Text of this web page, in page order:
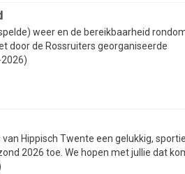
weer en de bereikbaarheid
door de Rossruiters georganiseerde
Hippisch Twente een gelukkig,
2026 toe. We hopen met jullie dat